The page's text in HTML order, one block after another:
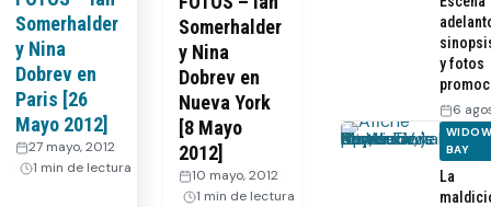
Recomendaciones
Videos
Webisodios
Somerhalder
y Nina
Dobrev en
Paris [26
Mayo 2012]
27 mayo, 2012
1 min de lectura
Somerhalder
y Nina
Dobrev en
Nueva York
[8 Mayo
2012]
10 mayo, 2012
1 min de lectura
y fotos
6
BAY
La